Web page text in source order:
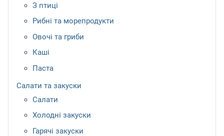
З птиці
Рибні та морепродукти
Овочі та гриби
Каші
Паста
Салати та закуски
Салати
Холодні закуски
Гарячі закуски